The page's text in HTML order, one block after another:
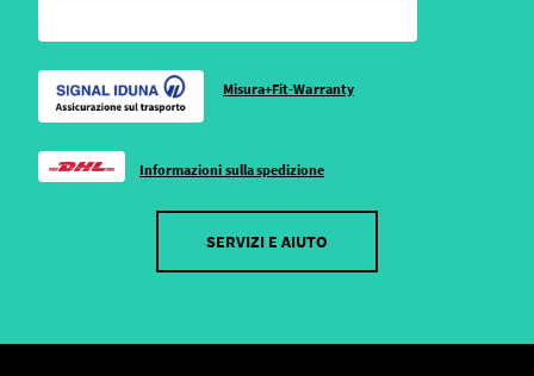
Misura+Fit-Warranty
Informazioni sulla spedizione
SERVIZI E AIUTO